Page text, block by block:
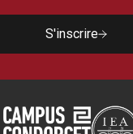
S'inscrire